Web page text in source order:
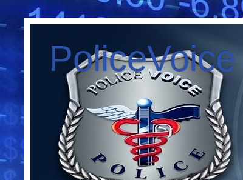
PoliceVoice